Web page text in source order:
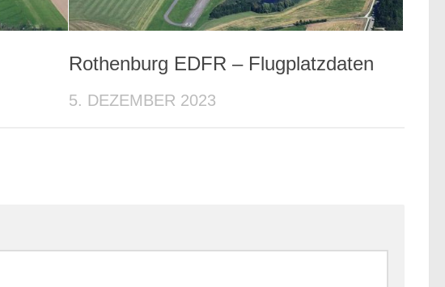
Rothenburg EDFR – Flugplatzdaten
5. DEZEMBER 2023